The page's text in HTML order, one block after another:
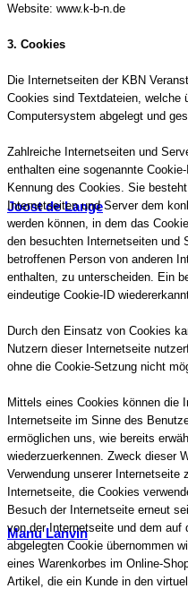
Joost de Lange
Manu Lanvin
Website: www.k-b-n.de
3. Cookies
Die Internetseiten der KBN
Cookies sind Textdateien, welche
Computersystem abgelegt und
Zahlreiche Internetseiten und
enthalten eine sogenannte
Kennung des Cookies. Sie
Internetseiten und Server dem
werden können, in dem das
den besuchten Internetseiten und
betroffenen Person von anderen
enthalten, zu unterscheiden. Ein
eindeutige Cookie-ID
Durch den Einsatz von Cookies
Nutzern dieser Internetseite
ohne die Cookie-Setzung nicht
Mittels eines Cookies können die
Internetseite im Sinne des
ermöglichen uns, wie bereits
wiederzuerkennen. Zweck dieser
Verwendung unserer Internetseite
Internetseite, die Cookies
Besuch der Internetseite erneut
von der Internetseite und dem
abgelegten Cookie übernommen
eines Warenkorbes im Online-
Artikel, die ein Kunde in den